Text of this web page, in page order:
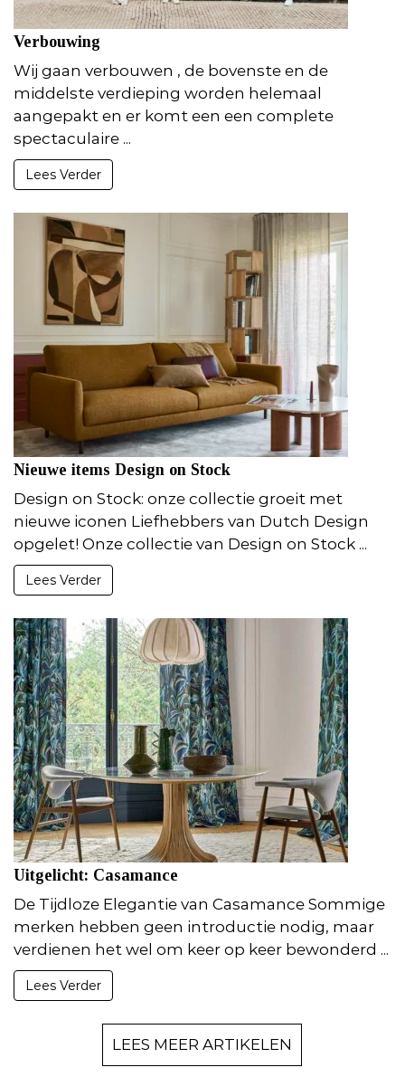
Verbouwing
Wij gaan verbouwen , de bovenste en de
middelste verdieping worden helemaal
aangepakt en er komt een een complete
spectaculaire ...
Lees Verder
Nieuwe items Design on Stock
Design on Stock: onze collectie groeit met
nieuwe iconen Liefhebbers van Dutch Design
opgelet! Onze collectie van Design on Stock ...
Lees Verder
Uitgelicht: Casamance
De Tijdloze Elegantie van Casamance Sommige
merken hebben geen introductie nodig, maar
verdienen het wel om keer op keer bewonderd ...
Lees Verder
LEES MEER ARTIKELEN